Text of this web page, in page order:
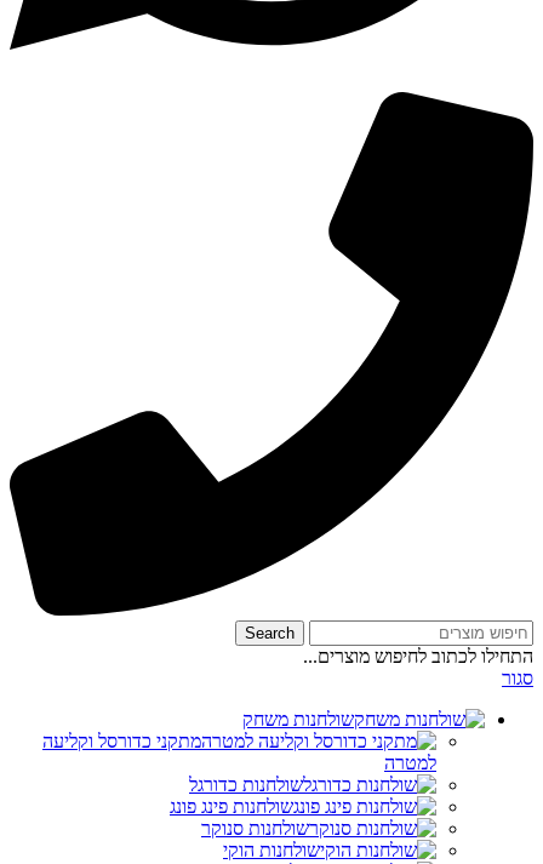
Search
התחילו לכתוב לחיפוש מוצרים...
סגור
שולחנות משחק
מתקני כדורסל וקליעה
למטרה
שולחנות כדורגל
שולחנות פינג פונג
שולחנות סנוקר
שולחנות הוקי